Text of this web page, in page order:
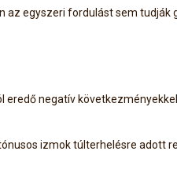
az egyszeri fordulást sem tudják
negatív
izmok túlterhelésre adott